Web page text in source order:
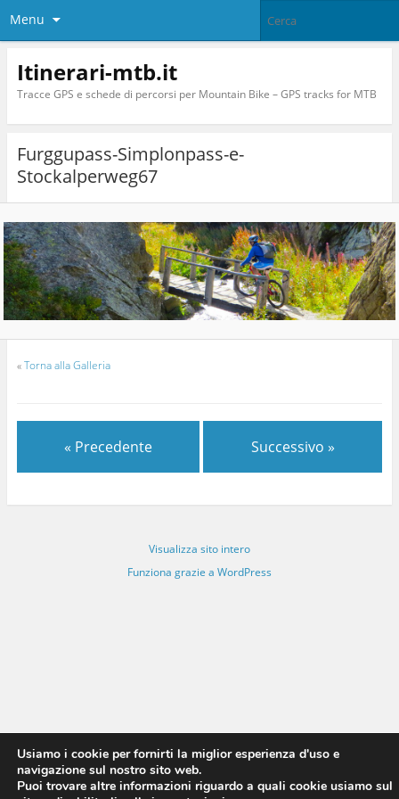
Menu
Itinerari-mtb.it
Tracce GPS e schede di percorsi per Mountain Bike – GPS tracks for MTB
Furggupass-Simplonpass-e-
Stockalperweg67
«Torna alla Galleria
« Precedente Successivo »
Visualizza sito intero
Funziona grazie a WordPress
Usiamo i cookie per fornirti la miglior esperienza d'uso e
navigazione sul nostro sito web.
Puoi trovare altre informazioni riguardo a quali cookie usiamo sul